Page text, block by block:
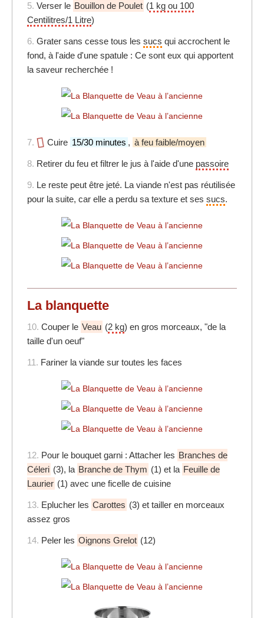
5. Verser le Bouillon de Poulet (1 kg ou 100
Centilitres/1 Litre)
6. Grater sans cesse tous les sucs qui accrochent le
fond, à l'aide d'une spatule : Ce sont eux qui apportent
la saveur recherchée !
7. Cuire 15/30 minutes , à feu faible/moyen
8. Retirer du feu et filtrer le jus à l'aide d'une passoire
9. Le reste peut être jeté. La viande n'est pas réutilisée
pour la suite, car elle a perdu sa texture et ses sucs.
La blanquette
10. Couper le Veau (2 kg) en gros morceaux, "de la
taille d'un oeuf"
11. Fariner la viande sur toutes les faces
12. Pour le bouquet garni : Attacher les Branches de
Céleri (3), la Branche de Thym (1) et la Feuille de
Laurier (1) avec une ficelle de cuisine
13. Eplucher les Carottes (3) et tailler en morceaux
assez gros
14. Peler les Oignons Grelot (12)